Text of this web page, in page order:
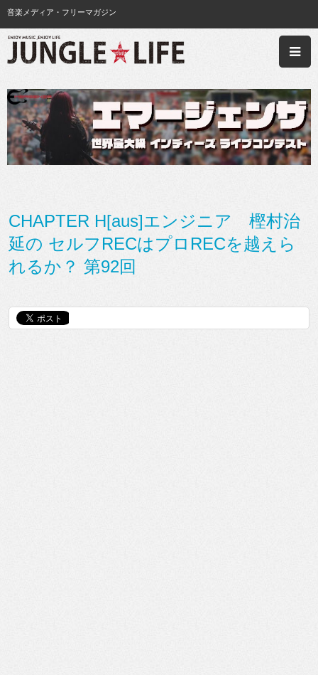
音楽メディア・フリーマガジン
CHAPTER H[aus]エンジニア 樫村治
延の セルフRECはプロRECを越えら
れるか？ 第92回